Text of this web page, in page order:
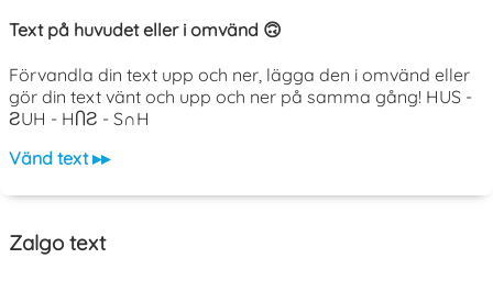
Text på huvudet eller i omvänd 🙃
Förvandla din text upp och ner, lägga den i omvänd eller
gör din text vänt och upp och ner på samma gång! HUS -
ƧUH - HႶƧ - S∩H
Vänd text ▸▸
Zalgo text